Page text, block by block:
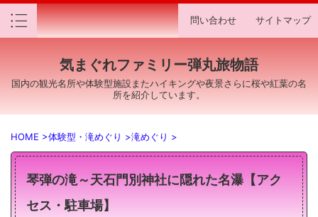
問い合わせ サイトマップ
気まぐれファミリー弾丸旅物語
国内の観光名所や体験型施設またハイキングや夜景さらに桜や紅葉の名
所を紹介しています。
HOME >体験型・滝めぐり >滝めぐり >
琴弾の滝～天石門別神社に隠れた名瀑【アク
セス・駐車場】